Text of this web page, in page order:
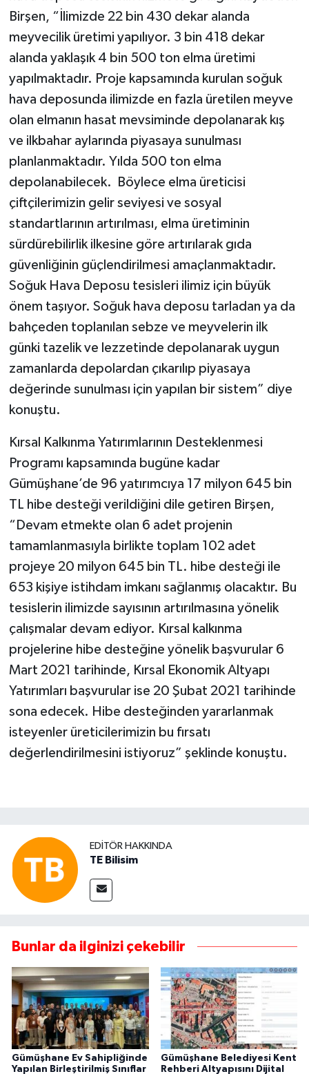
Birşen, “İlimizde 22 bin 430 dekar alanda
meyvecilik üretimi yapılıyor. 3 bin 418 dekar
alanda yaklaşık 4 bin 500 ton elma üretimi
yapılmaktadır. Proje kapsamında kurulan soğuk
hava deposunda ilimizde en fazla üretilen meyve
olan elmanın hasat mevsiminde depolanarak kış
ve ilkbahar aylarında piyasaya sunulması
planlanmaktadır. Yılda 500 ton elma
depolanabilecek. Böylece elma üreticisi
çiftçilerimizin gelir seviyesi ve sosyal
standartlarının artırılması, elma üretiminin
sürdürebilirlik ilkesine göre artırılarak gıda
güvenliğinin güçlendirilmesi amaçlanmaktadır.
Soğuk Hava Deposu tesisleri ilimiz için büyük
önem taşıyor. Soğuk hava deposu tarladan ya da
bahçeden toplanılan sebze ve meyvelerin ilk
günki tazelik ve lezzetinde depolanarak uygun
zamanlarda depolardan çıkarılıp piyasaya
değerinde sunulması için yapılan bir sistem” diye
konuştu.
Kırsal Kalkınma Yatırımlarının Desteklenmesi
Programı kapsamında bugüne kadar
Gümüşhane’de 96 yatırımcıya 17 milyon 645 bin
TL hibe desteği verildiğini dile getiren Birşen,
“Devam etmekte olan 6 adet projenin
tamamlanmasıyla birlikte toplam 102 adet
projeye 20 milyon 645 bin TL. hibe desteği ile
653 kişiye istihdam imkanı sağlanmış olacaktır. Bu
tesislerin ilimizde sayısının artırılmasına yönelik
çalışmalar devam ediyor. Kırsal kalkınma
projelerine hibe desteğine yönelik başvurular 6
Mart 2021 tarihinde, Kırsal Ekonomik Altyapı
Yatırımları başvurular ise 20 Şubat 2021 tarihinde
sona edecek. Hibe desteğinden yararlanmak
isteyenler üreticilerimizin bu fırsatı
değerlendirilmesini istiyoruz” şeklinde konuştu.
EDITÖR HAKKINDA
TE Bilisim
Bunlar da ilginizi çekebilir
Gümüşhane Ev Sahipliğinde
Yapılan Birleştirilmiş Sınıflar
Gümüşhane Belediyesi Kent
Rehberi Altyapısını Dijital